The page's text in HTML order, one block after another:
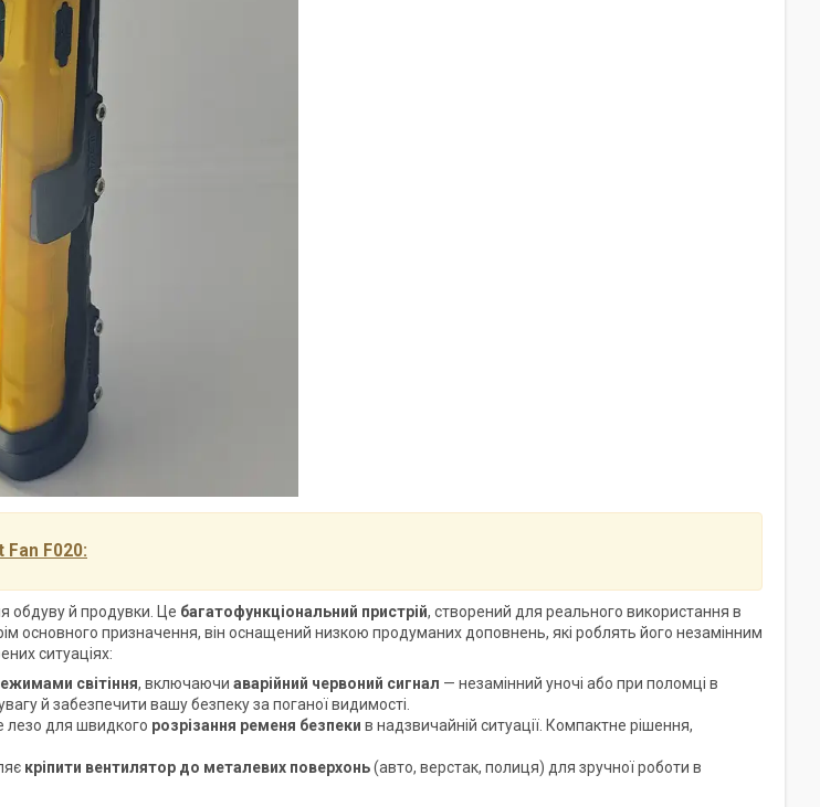
Fan F020:
обдуву й продувки. Це багатофункціональний пристрій, створений для реального використання в
основного призначення, він оснащений низкою продуманих доповнень, які роблять його незамінним
ситуаціях:
світіння, включаючи аварійний червоний сигнал — незамінний уночі або при поломці в
й забезпечити вашу безпеку за поганої видимості.
лезо для швидкого розрізання ременя безпеки в надзвичайній ситуації. Компактне рішення,
кріпити вентилятор до металевих поверхонь(авто, верстак, полиця) для зручної роботи в